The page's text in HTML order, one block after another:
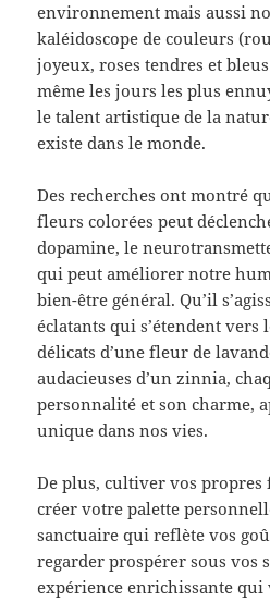
environnement mais aussi
kaléidoscope de couleurs
joyeux, roses tendres et
même les jours les plus
le talent artistique de la
existe dans le monde.
Des recherches ont montré
fleurs colorées peut
dopamine, le
qui peut améliorer notre
bien-être général. Qu’il
éclatants qui s’étendent vers
délicats d’une fleur de
audacieuses d’un zinnia,
personnalité et son charme,
unique dans nos vies.
De plus, cultiver vos
créer votre palette
sanctuaire qui reflète vos
regarder prospérer sous vos
expérience enrichissante qui